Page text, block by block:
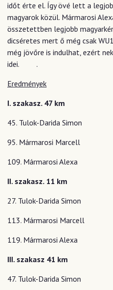
időt érte el. Így övé lett a
magyarok közül. Mármarosi
összetettben legjobb
dicséretes mert ő még csak
még jövőre is indulhat, ezért
idei. .
Eredmények
I. szakasz. 47 km
45. Tulok-Darida Simon
95. Mármarosi Marcell
109. Mármarosi Alexa
II. szakasz. 11 km
27. Tulok-Darida Simon
113. Mármarosi Marcell
119. Mármarosi Alexa
III. szakasz 41 km
47. Tulok-Darida Simon